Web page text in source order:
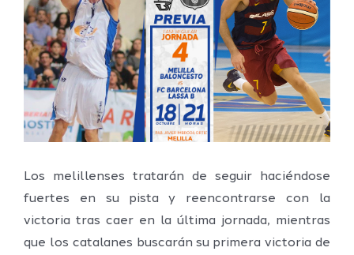
grande
Los melillenses tratarán de seguir haciéndose
fuertes en su pista y reencontrarse con la
victoria tras caer en la última jornada, mientras
que los catalanes buscarán su primera victoria de